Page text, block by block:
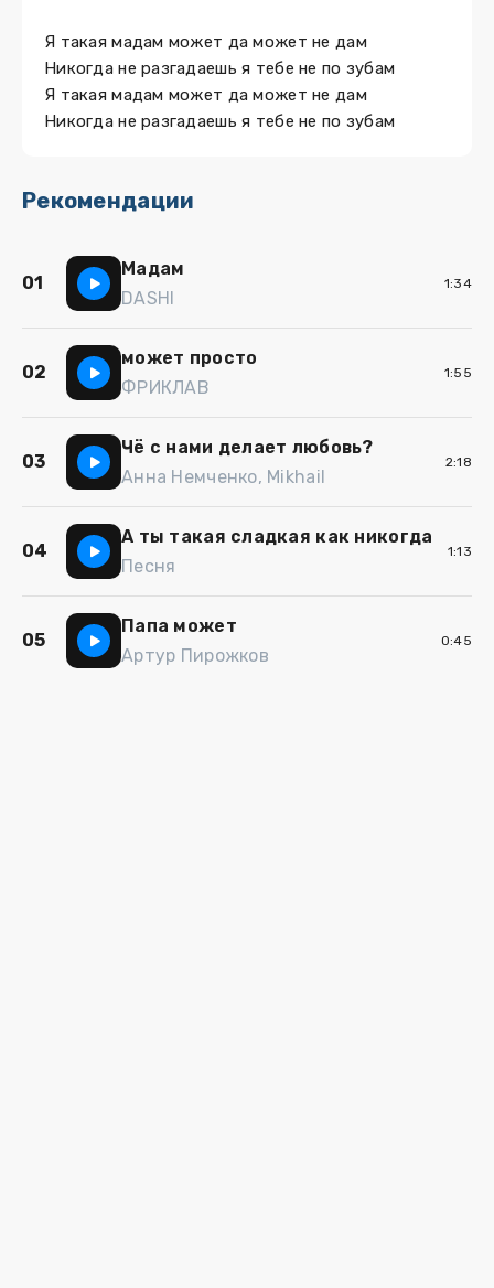
Я такая мадам может да может не дам
Никогда не разгадаешь я тебе не по зубам
Я такая мадам может да может не дам
Никогда не разгадаешь я тебе не по зубам
Рекомендации
01
Мадам
DASHI
1:34
02
может просто
ФРИКЛАВ
1:55
03
Чё с нами делает любовь?
Анна Немченко, Mikhail
2:18
04
А ты такая сладкая как никогда
Песня
1:13
05
Папа может
Артур Пирожков
0:45